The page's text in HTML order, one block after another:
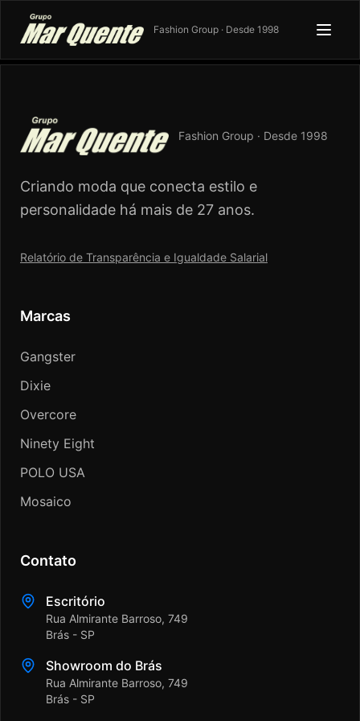
Fashion Group · Desde 1998
Fashion Group · Desde 1998
Criando moda que conecta estilo e
personalidade há mais de 27 anos.
Relatório de Transparência e Igualdade Salarial
Marcas
Gangster
Dixie
Overcore
Ninety Eight
POLO USA
Mosaico
Contato
Escritório
Rua Almirante Barroso, 749
Brás - SP
Showroom do Brás
Rua Almirante Barroso, 749
Brás - SP